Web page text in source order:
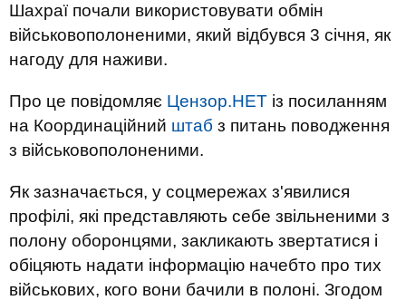
Шахраї почали використовувати обмін
військовополоненими, який відбувся 3 січня, як
нагоду для наживи.
Про це повідомляє Цензор.НЕТ із посиланням
на Координаційний штаб з питань поводження
з військовополоненими.
Як зазначається, у соцмережах з'явилися
профілі, які представляють себе звільненими з
полону оборонцями, закликають звертатися і
обіцяють надати інформацію начебто про тих
військових, кого вони бачили в полоні. Згодом